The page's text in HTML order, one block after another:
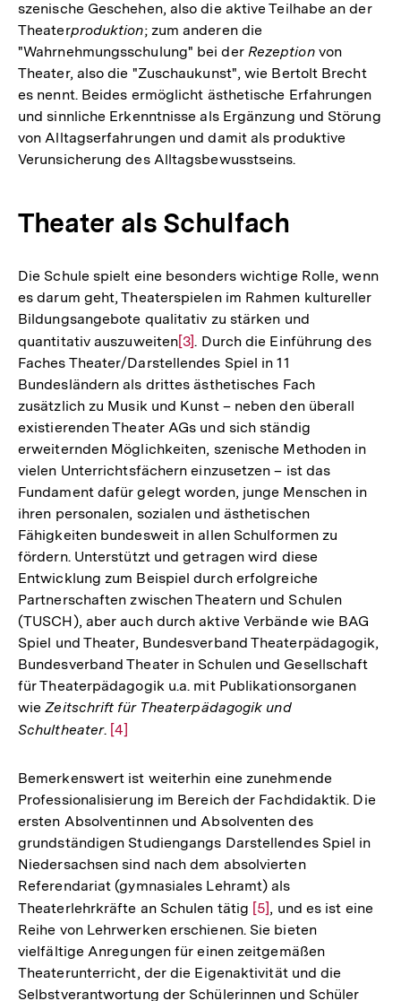
szenische Geschehen, also die aktive Teilhabe an der
Theaterproduktion; zum anderen die
"Wahrnehmungsschulung" bei der Rezeptionvon
Theater, also die "Zuschaukunst", wie Bertolt Brecht
es nennt. Beides ermöglicht ästhetische Erfahrungen
und sinnliche Erkenntnisse als Ergänzung und Störung
von Alltagserfahrungen und damit als produktive
Verunsicherung des Alltagsbewusstseins.
Theater als Schulfach
Die Schule spielt eine besonders wichtige Rolle, wenn
es darum geht, Theaterspielen im Rahmen kultureller
Bildungsangebote qualitativ zu stärken und
quantitativ auszuweitenZur
Auflösung
der
Fußnote
[3]. Durch die Einführung des
Faches Theater/Darstellendes Spiel in 11
Bundesländern als drittes ästhetisches Fach
zusätzlich zu Musik und Kunst – neben den überall
existierenden Theater AGs und sich ständig
erweiternden Möglichkeiten, szenische Methoden in
vielen Unterrichtsfächern einzusetzen – ist das
Fundament dafür gelegt worden, junge Menschen in
ihren personalen, sozialen und ästhetischen
Fähigkeiten bundesweit in allen Schulformen zu
fördern. Unterstützt und getragen wird diese
Entwicklung zum Beispiel durch erfolgreiche
Partnerschaften zwischen Theatern und Schulen
(TUSCH), aber auch durch aktive Verbände wie BAG
Spiel und Theater, Bundesverband Theaterpädagogik,
Bundesverband Theater in Schulen und Gesellschaft
für Theaterpädagogik u.a. mit Publikationsorganen
wieZeitschrift für Theaterpädagogik und
Schultheater. Zur
der
Fußnote
[4]
Bemerkenswert ist weiterhin eine zunehmende
Professionalisierung im Bereich der Fachdidaktik. Die
ersten Absolventinnen und Absolventen des
grundständigen Studiengangs Darstellendes Spiel in
Niedersachsen sind nach dem absolvierten
Referendariat (gymnasiales Lehramt) als
Theaterlehrkräfte an Schulen tätig Zur
Auflösung
der
Fußnote
[5] , und es ist eine
Reihe von Lehrwerken erschienen. Sie bieten
vielfältige Anregungen für einen zeitgemäßen
Theaterunterricht, der die Eigenaktivität und die
Selbstverantwortung der Schülerinnen und Schüler